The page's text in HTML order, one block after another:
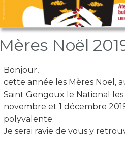
Mères Noël
Bonjour,
cette année les Mères Noël,
Saint Gengoux le National les
novembre et 1 décembre
polyvalente.
Je serai ravie de vous y